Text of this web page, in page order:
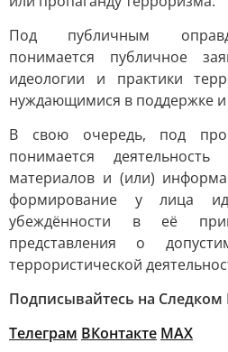
Под публичным
понимается публичное
идеологии и практики
нуждающимися в поддержке
В свою очередь, под
понимается
материалов и (или)
формирование у лица
убеждённости в её
представления о
террористической
Подписывайтесь на
Телеграм ВКонтакте МАХ